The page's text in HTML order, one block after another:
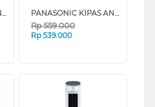
PANASONIC KIPAS ANGIN BERDIRI STAND FAN ULTRA BREEZE FEL402 PANASONIC KIPAS ANGIN MEJA DESK FAN 12" FEK306P2
Rp559.000
Rp 539.000